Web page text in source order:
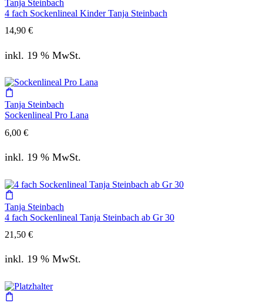
Tanja Steinbach
4 fach Sockenlineal Kinder Tanja Steinbach
14,90 €
inkl. 19 % MwSt.
Tanja Steinbach
Sockenlineal Pro Lana
6,00 €
inkl. 19 % MwSt.
Tanja Steinbach
4 fach Sockenlineal Tanja Steinbach ab Gr 30
21,50 €
inkl. 19 % MwSt.